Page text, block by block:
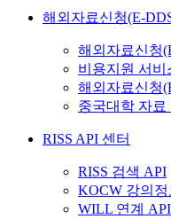
해외자료신청(E-
해외자료신청
비용지원 서비
해외자료신청
중국대학 자료
RISS API 센터
RISS 검색 API
KOCW 강의
WILL 연계 API